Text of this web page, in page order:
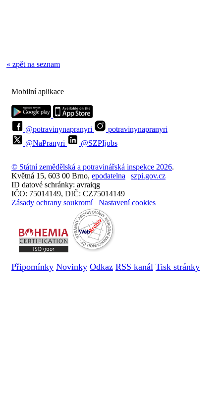
« zpět na seznam
Mobilní aplikace
@potravinynapranyri
potravinynapranyri
@NaPranyri
@SZPIjobs
© Státní zemědělská a potravinářská inspekce 2026.
Květná 15, 603 00 Brno, epodatelna
szpi.gov.cz
ID datové schránky: avraiqg
IČO: 75014149, DIČ: CZ75014149
Zásady ochrany soukromí
Nastavení cookies
Připomínky Novinky Odkaz RSS kanál Tisk stránky